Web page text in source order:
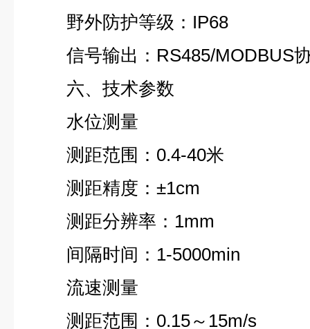
野外防护等级：IP68
信号输出：RS485/MODBUS
六、技术参数
水位测量
测距范围：0.4-40米
测距精度：±1cm
测距分辨率：1mm
间隔时间：1-5000min
流速测量
测距范围：0.15～15m/s